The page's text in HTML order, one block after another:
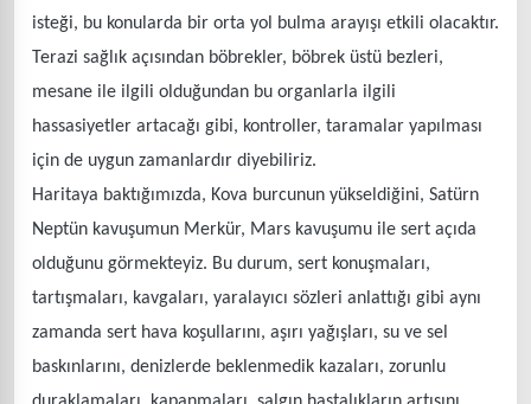
isteği, bu konularda bir orta yol bulma arayışı etkili olacaktır.
Terazi sağlık açısından böbrekler, böbrek üstü bezleri,
mesane ile ilgili olduğundan bu organlarla ilgili
hassasiyetler artacağı gibi, kontroller, taramalar yapılması
için de uygun zamanlardır diyebiliriz.
Haritaya baktığımızda, Kova burcunun yükseldiğini, Satürn
Neptün kavuşumun Merkür, Mars kavuşumu ile sert açıda
olduğunu görmekteyiz. Bu durum, sert konuşmaları,
tartışmaları, kavgaları, yaralayıcı sözleri anlattığı gibi aynı
zamanda sert hava koşullarını, aşırı yağışları, su ve sel
baskınlarını, denizlerde beklenmedik kazaları, zorunlu